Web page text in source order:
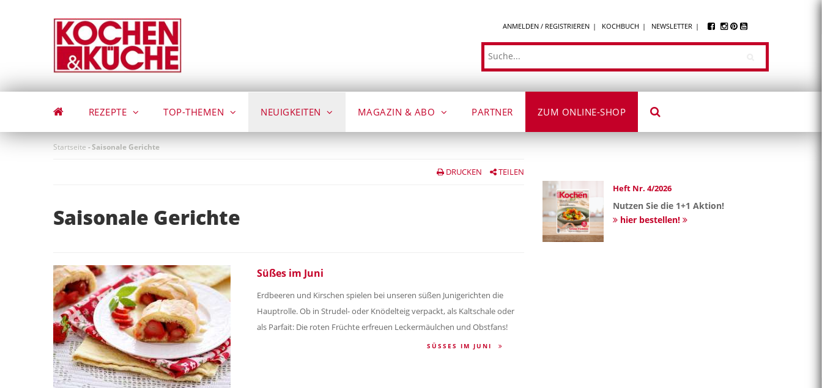
ANMELDEN / REGISTRIEREN KOCHBUCH NEWSLETTER
Suche
REZEPTE TOP-THEMEN NEUIGKEITEN MAGAZIN & ABO PARTNER ZUM ONLINE-SHOP
Startseite -Saisonale Gerichte
DRUCKEN TEILEN
Saisonale Gerichte
Süßes im Juni
Erdbeeren und Kirschen spielen bei unseren süßen Junigerichten die
Hauptrolle. Ob in Strudel- oder Knödelteig verpackt, als Kaltschale oder
als Parfait: Die roten Früchte erfreuen Leckermäulchen und Obstfans!
SÜSSES IM JUNI
Heft Nr. 4/2026
Nutzen Sie die 1+1 Aktion!
hier bestellen!